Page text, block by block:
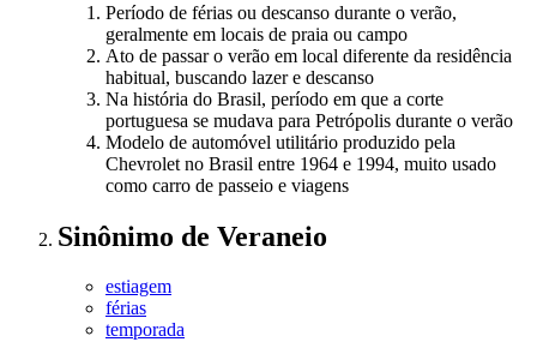
Período de férias ou descanso durante o verão,
geralmente em locais de praia ou campo
Ato de passar o verão em local diferente da residência
habitual, buscando lazer e descanso
Na história do Brasil, período em que a corte
portuguesa se mudava para Petrópolis durante o verão
Modelo de automóvel utilitário produzido pela
Chevrolet no Brasil entre 1964 e 1994, muito usado
como carro de passeio e viagens
Sinônimo de Veraneio
estiagem
férias
temporada